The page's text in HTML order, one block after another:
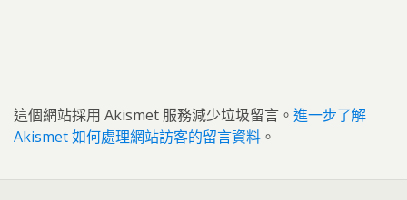
這個網站採用 Akismet 服務減少垃圾留言。 進一步了解
Akismet 如何處理網站訪客的留言資料 。